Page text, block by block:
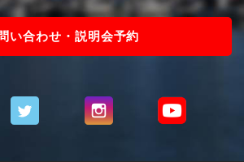
い合わせ・説明会予約